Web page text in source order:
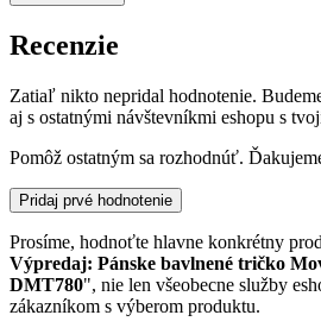
Recenzie
Zatiaľ nikto nepridal hodnotenie.
aj s ostatnými návštevníkmi eshopu s
Pomôž ostatným sa rozhodnúť.
Pridaj prvé hodnotenie
Prosíme, hodnoťte hlavne konkrétny
Výpredaj: Pánske bavlnené tričko
DMT780", nie len všeobecne služby
zákazníkom s výberom produktu.